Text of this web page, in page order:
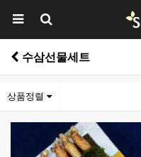
수삼선물세트
상품정렬